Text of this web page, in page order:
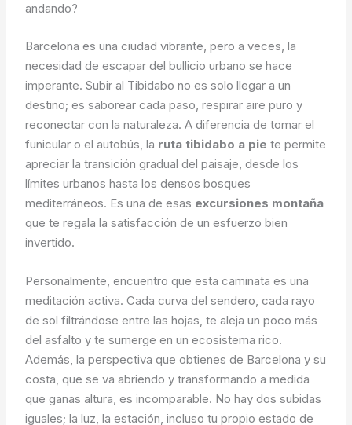
andando?
Barcelona es una ciudad vibrante, pero a veces, la
necesidad de escapar del bullicio urbano se hace
imperante. Subir al Tibidabo no es solo llegar a un
destino; es saborear cada paso, respirar aire puro y
reconectar con la naturaleza. A diferencia de tomar el
funicular o el autobús, la ruta tibidabo a pie te permite
apreciar la transición gradual del paisaje, desde los
límites urbanos hasta los densos bosques
mediterráneos. Es una de esas excursiones montaña
que te regala la satisfacción de un esfuerzo bien
invertido.
Personalmente, encuentro que esta caminata es una
meditación activa. Cada curva del sendero, cada rayo
de sol filtrándose entre las hojas, te aleja un poco más
del asfalto y te sumerge en un ecosistema rico.
Además, la perspectiva que obtienes de Barcelona y su
costa, que se va abriendo y transformando a medida
que ganas altura, es incomparable. No hay dos subidas
iguales; la luz, la estación, incluso tu propio estado de